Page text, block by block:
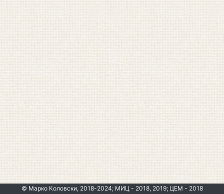
© Марко Коловски, 2018-2024; МИЦ - 2018, 2019; ЦЕМ - 2018